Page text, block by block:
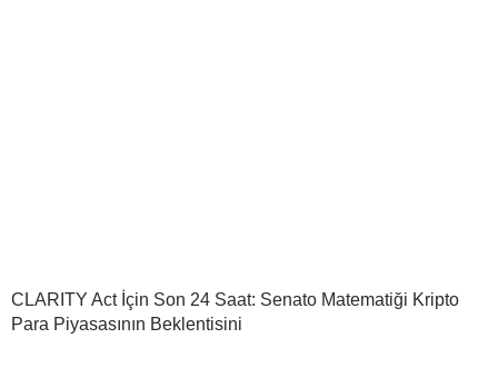
CLARITY Act İçin Son 24 Saat: Senato Matematiği Kripto
Para Piyasasının Beklentisini